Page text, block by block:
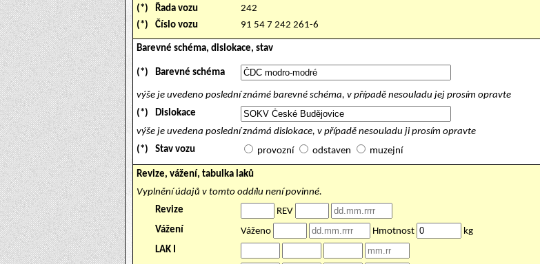
(*)
Řada vozu
242
(*)
Číslo vozu 91 54 7 242 261-6
Barevné schéma, dislokace, stav
(*) Barevné schéma
výše je uvedeno poslední známé barevné schéma, v případě nesouladu jej prosím opravte
(*)
Dislokace
výše je uvedena poslední známá dislokace, v případě nesouladu ji prosím opravte
(*)
Stav vozu provozní odstaven muzejní
Revize, vážení, tabulka laků
Vyplnění údajů v tomto oddílu není povinné.
Revize
REV
Vážení
Váženo Hmotnost kg
LAK I